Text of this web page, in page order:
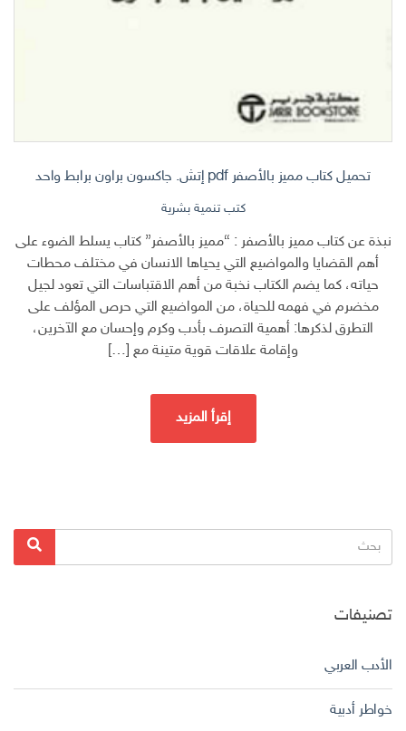
تحميل كتاب مميز بالأصفر pdf إتش. جاكسون براون برابط واحد
كتب تنمية بشرية
نبذة عن كتاب مميز بالأصفر : “مميز بالأصفر” كتاب يسلط الضوء على
أهم القضايا والمواضيع التي يحياها الانسان في مختلف محطات
حياته، كما يضم الكتاب نخبة من أهم الاقتباسات التي تعود لجيل
مخضرم في فهمه للحياة، من المواضيع التي حرص المؤلف على
التطرق لذكرها: أهمية التصرف بأدب وكرم وإحسان مع الآخرين،
وإقامة علاقات قوية متينة مع […]
إقرأ المزيد
البحث
عن:
بحث
تصنيفات
الأدب العربي
خواطر أدبية